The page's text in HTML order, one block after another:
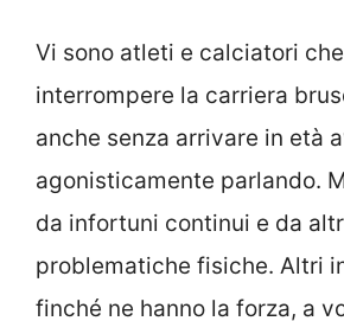
Vi sono atleti e calciatori
interrompere la carriera
anche senza arrivare in età
agonisticamente parlando.
da infortuni continui e da
problematiche fisiche. Altri
finché ne hanno la forza, a